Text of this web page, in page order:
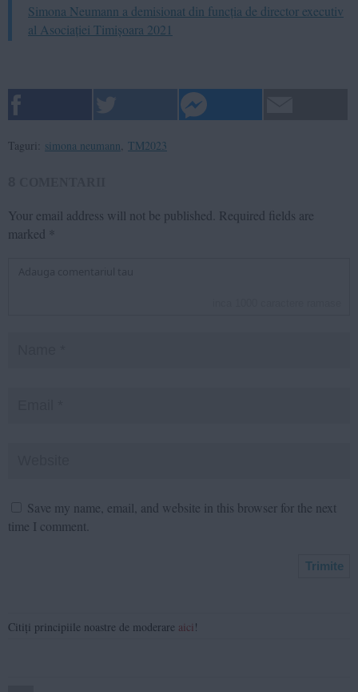
Simona Neumann a demisionat din funcția de director executiv
al Asociației Timișoara 2021
Taguri: simona neumann TM2023
Your email address will not be published. Required fields are
marked *
Save my name, email, and website in this browser for the next
time I comment.
Citiți principiile noastre de moderare aici !